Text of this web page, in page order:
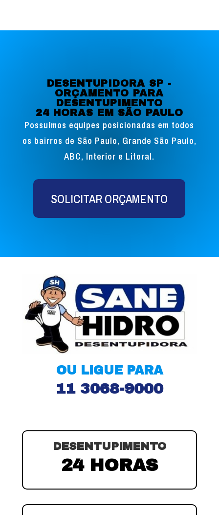
DESENTUPIDORA SP -
ORÇAMENTO PARA
DESENTUPIMENTO
24 HORAS EM SÃO PAULO
Possuímos equipes posicionadas em todos
os bairros de São Paulo, Grande São Paulo,
ABC, Interior e Litoral.
SOLICITAR ORÇAMENTO
OU LIGUE PARA
11 3068-9000
DESENTUPIMENTO
24 HORAS